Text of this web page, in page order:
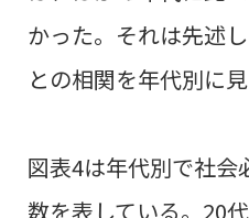
かった。それは先述
との相関を年代別に
図表4は年代別で社
数を表している。20